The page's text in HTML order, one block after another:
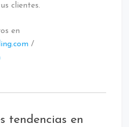
clientes.
en
/
tendencias en